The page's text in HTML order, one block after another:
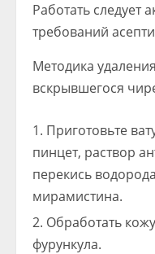
Работать следует
требований
Методика
вскрывшегося
Приготовьте
пинцет, раствор
перекись
мирамистина.
Обработать
фурункула.